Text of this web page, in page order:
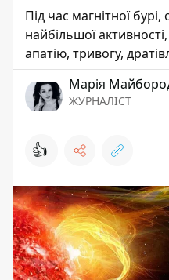
Під час магнітної
найбільшої
апатію, тривогу,
Марія
ЖУРНАЛІСТ
👍